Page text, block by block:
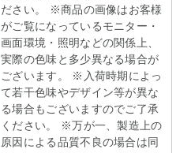
ださい。 ※商品の画像はお客様
がご覧になっているモニター・
画面環境・照明などの関係上、
実際の色味と多少異なる場合が
ございます。 ※入荷時期によっ
て若干色味やデザイン等が異な
る場合もございますのでご了承
ください。 ※万が一、製造上の
原因による品質不良の場合は同